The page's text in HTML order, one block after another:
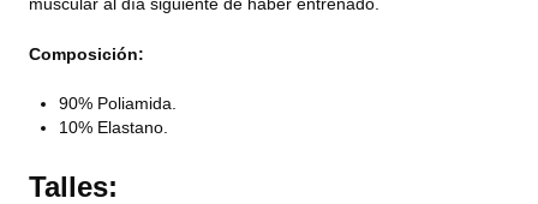
Composición:
90% Poliamida.
10% Elastano.
Talles: